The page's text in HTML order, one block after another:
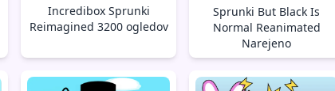
Incredibox Sprunki
Reimagined 3200 ogledov
Sprunki But Black Is
Normal Reanimated
Narejeno